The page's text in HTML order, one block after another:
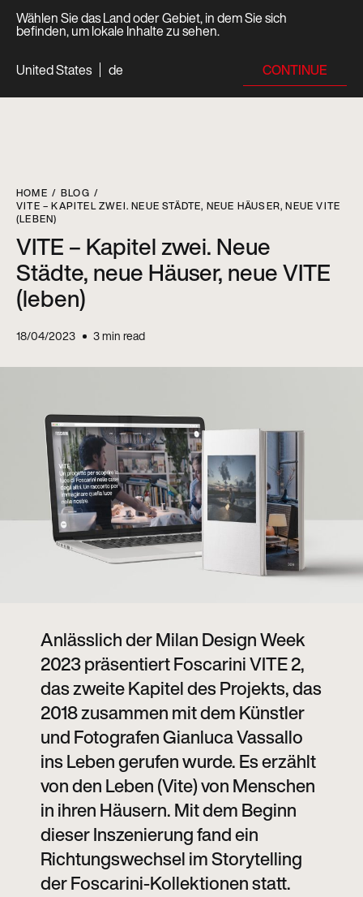
Wählen Sie das Land oder Gebiet, in dem Sie sich
befinden, um lokale Inhalte zu sehen.
United States
de CONTINUE
HOME
BLOG
VITE – KAPITEL ZWEI. NEUE STÄDTE, NEUE HÄUSER, NEUE VITE
(LEBEN)
VITE – Kapitel zwei. Neue
Städte, neue Häuser, neue VITE
(leben)
18/04/2023 3min read
Anlässlich der Milan Design Week
2023 präsentiert Foscarini VITE 2,
das zweite Kapitel des Projekts, das
2018 zusammen mit dem Künstler
und Fotografen Gianluca Vassallo
ins Leben gerufen wurde. Es erzählt
von den Leben (Vite) von Menschen
in ihren Häusern. Mit dem Beginn
dieser Inszenierung fand ein
Richtungswechsel im Storytelling
der Foscarini-Kollektionen statt.